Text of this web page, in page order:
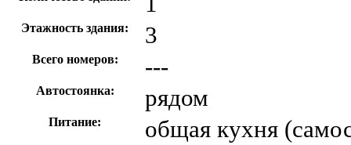
Этажность здания: 3
Всего номеров: ---
Автостоянка: рядом
Питание: общая кухня